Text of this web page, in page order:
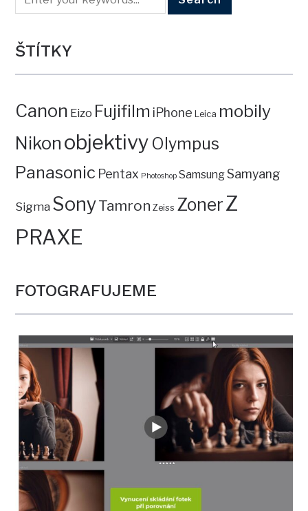
ŠTÍTKY
Canon Eizo Fujifilm iPhone Leica mobily
Nikon objektivy Olympus
Panasonic Pentax Photoshop SamsungSamyang
Sigma SonyTamron Zeiss ZonerZ
PRAXE
FOTOGRAFUJEME